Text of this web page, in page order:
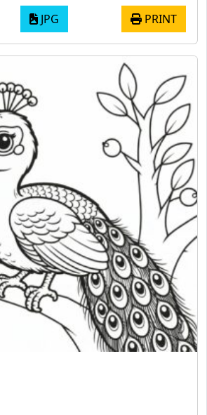
JPG PRINT